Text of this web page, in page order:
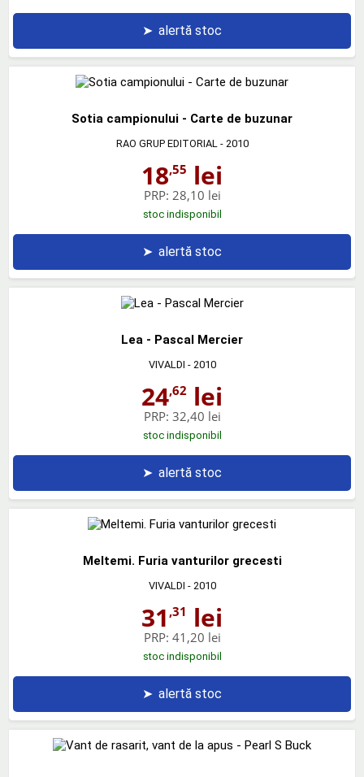
➤ alertă stoc
Sotia campionului - Carte de buzunar
RAO GRUP EDITORIAL - 2010
18,55 lei
PRP: 28,10 lei
stoc indisponibil
➤ alertă stoc
Lea - Pascal Mercier
VIVALDI - 2010
24,62 lei
PRP: 32,40 lei
stoc indisponibil
➤ alertă stoc
Meltemi. Furia vanturilor grecesti
VIVALDI - 2010
31 ,31 lei
PRP: 41,20 lei
stoc indisponibil
➤ alertă stoc